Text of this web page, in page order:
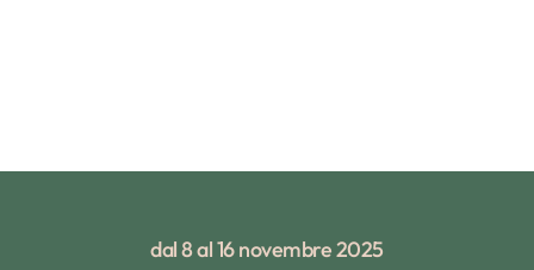
dal 8 al 16 novembre 2025